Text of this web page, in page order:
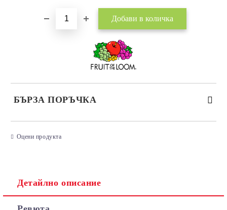
БЪРЗА ПОРЪЧКА
Оцени продукта
Детайлно описание